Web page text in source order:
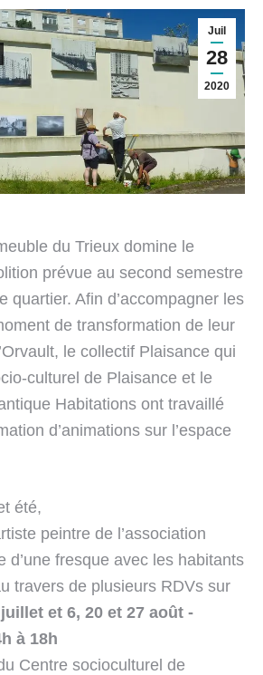
Juil
28
2020
du Trieux domine le
prévue au second semestre
quartier. Afin d’accompagner les
de transformation de leur
le collectif Plaisance qui
culturel de Plaisance et le
Habitations ont travaillé
d’animations sur l’espace
été,
peintre de l’association
d’une fresque avec les habitants
travers de plusieurs RDVs sur
et 6, 20 et 27 août -
à 18h
Centre socioculturel de